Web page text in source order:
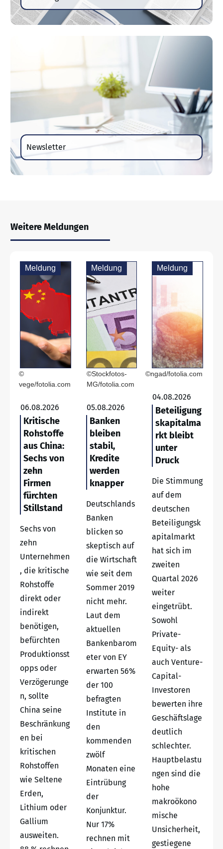
Newsletter
Weitere Meldungen
Meldung
©
vege/fotolia.com
06.08.2026
Kritische
Rohstoffe
aus China:
Sechs von
zehn
Firmen
fürchten
Stillstand
Sechs von
zehn
Unternehmen
, die kritische
Rohstoffe
direkt oder
indirekt
benötigen,
befürchten
Produktionsst
opps oder
Verzögerunge
n, sollte
China seine
Beschränkung
en bei
kritischen
Rohstoffen
wie Seltene
Erden,
Lithium oder
Gallium
ausweiten.
Meldung
©Stockfotos-
MG/fotolia.com
05.08.2026
Banken
bleiben
stabil,
Kredite
werden
knapper
Deutschlands
Banken
blicken so
skeptisch auf
die Wirtschaft
wie seit dem
Sommer 2019
nicht mehr.
Laut dem
aktuellen
Bankenbarom
eter von EY
erwarten 56%
der 100
befragten
Institute in
den
kommenden
zwölf
Monaten eine
Eintrübung
der
Konjunktur.
Nur 17%
rechnen mit
Meldung
©ngad/fotolia.com
04.08.2026
Beteiligung
skapitalma
rkt bleibt
unter
Druck
Die Stimmung
auf dem
deutschen
Beteiligungsk
apitalmarkt
hat sich im
zweiten
Quartal 2026
weiter
eingetrübt.
Sowohl
Private-
Equity- als
auch Venture-
Capital-
Investoren
bewerten ihre
Geschäftslage
deutlich
schlechter.
Hauptbelastu
ngen sind die
hohe
makroökono
mische
Unsicherheit,
gestiegene